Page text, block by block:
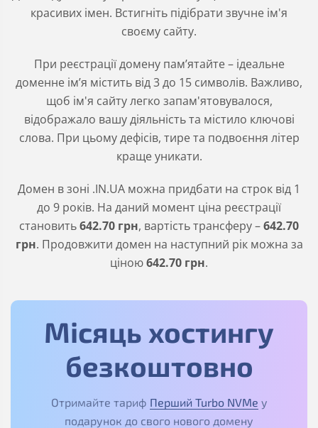
красивих імен. Встигніть підібрати звучне ім'я
своєму сайту.
При реєстрації домену пам’ятайте – ідеальне
доменне ім’я містить від 3 до 15 символів. Важливо,
щоб ім'я сайту легко запам'ятовувалося,
відображало вашу діяльність та містило ключові
слова. При цьому дефісів, тире та подвоєння літер
краще уникати.
Домен в зоні .IN.UA можна придбати на строк від 1
до 9 років. На даний момент ціна реєстрації
становить642.70 грн, вартість трансферу –642.70
грн. Продовжити домен на наступний рік можна за
ціною642.70 грн.
Місяць хостингу
безкоштовно
Отримайте тариф Перший Turbo NVMe у
подарунок до свого нового домену